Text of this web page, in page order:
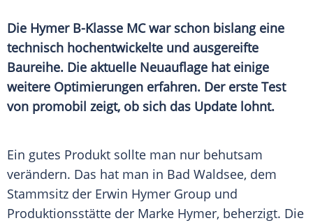
Die Hymer B-Klasse MC war schon bislang eine
technisch hochentwickelte und ausgereifte
Baureihe. Die aktuelle Neuauflage hat einige
weitere Optimierungen erfahren. Der erste Test
von promobil zeigt, ob sich das Update lohnt.
Ein gutes Produkt sollte man nur behutsam
verändern. Das hat man in Bad Waldsee, dem
Stammsitz der Erwin Hymer Group und
Produktionsstätte der Marke Hymer, beherzigt. Die